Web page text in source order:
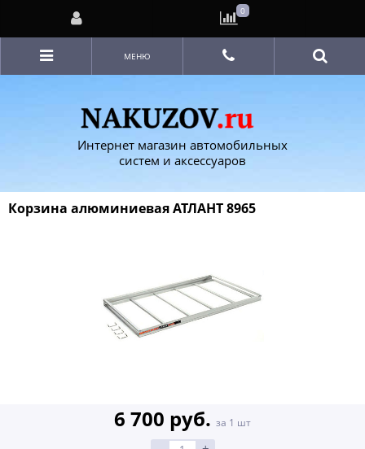
Интернет магазин автомобильных
систем и аксессуаров
МЕНЮ
Корзина алюминиевая АТЛАНТ 8965
6 700 руб. за 1 шт
0